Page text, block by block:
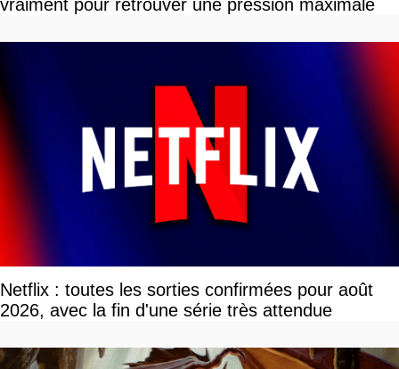
vraiment pour retrouver une pression maximale
Netflix : toutes les sorties confirmées pour août
2026, avec la fin d'une série très attendue